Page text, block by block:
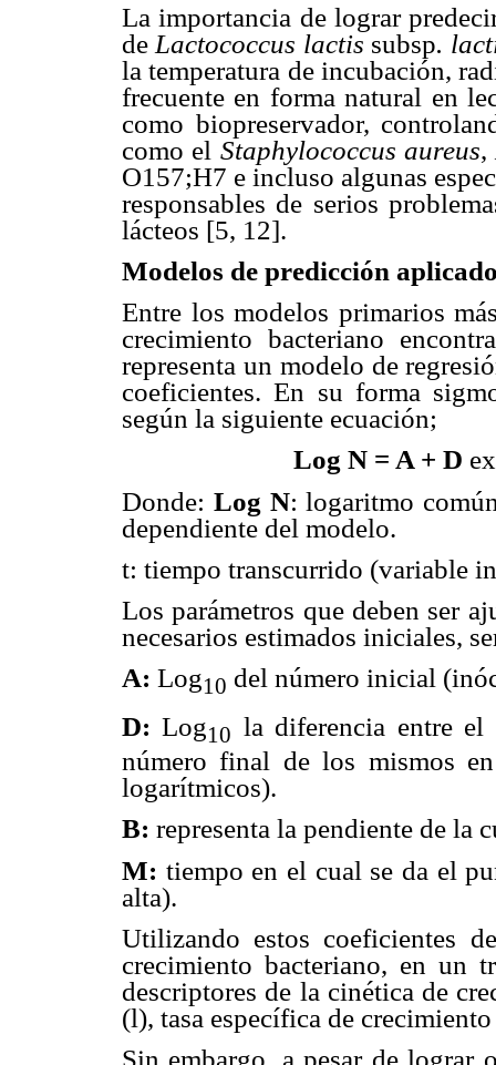
La importancia de lograr
de Lactococcus lactis subsp.
la temperatura de incubación,
frecuente en forma natural en
como biopreservador,
como el Staphylococcus aureus,
O157;H7 e incluso algunas
responsables de serios
lácteos [5, 12].
Modelos de predicción
Entre los modelos primarios
crecimiento bacteriano
representa un modelo de
coeficientes. En su forma
según la siguiente ecuación;
Log N = A + D
Donde: Log N: logaritmo
dependiente del modelo.
t: tiempo transcurrido (variable
Los parámetros que deben ser
necesarios estimados iniciales,
A: Log10 del número inicial
D:Log10 la diferencia entre
número final de los mismos
logarítmicos).
B: representa la pendiente de la
M: tiempo en el cual se da el
alta).
Utilizando estos coeficientes
crecimiento bacteriano, en un
descriptores de la cinética de
(l), tasa específica de
Sin embargo, a pesar de lograr